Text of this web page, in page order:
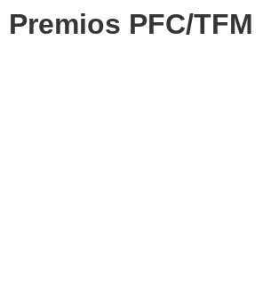
Premios PFC/TFM